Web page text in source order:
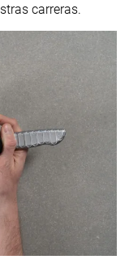
carreras.